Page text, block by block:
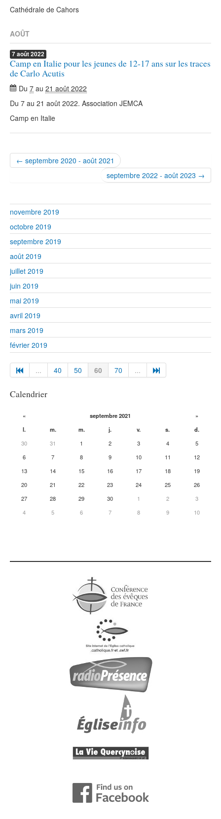
Cathédrale de Cahors
AOÛT
7août2022
Camp en Italie pour les jeunes de 12-17 ans sur les traces
de Carlo Acutis
Du 7 au 21 août 2022
Du 7 au 21 août 2022. Association JEMCA
Camp en Italie
← septembre 2020 - août 2021
septembre 2022 - août 2023 →
novembre 2019
octobre 2019
septembre 2019
août 2019
juillet 2019
juin 2019
mai 2019
avril 2019
mars 2019
février 2019
... 40 50 60 70 ...
Calendrier
« septembre 2021
»
l.
m. m. j. v. s.
d.
30
31 1 2 3 4
5
6
7 8 9 10 11
12
13
14 15 16 17 18
19
20
21 22 23 24 25
26
27
28 29 30 1 2
3
4
5 6 7 8 9 10